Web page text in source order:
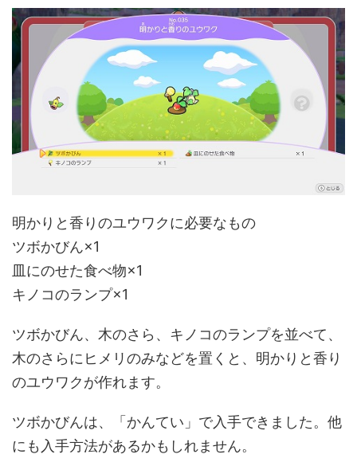
明かりと香りのユウワクに必要なもの
ツボかびん×1
皿にのせた食べ物×1
キノコのランプ×1
ツボかびん、木のさら、キノコのランプを並べて、
木のさらにヒメリのみなどを置くと、明かりと香り
のユウワクが作れます。
ツボかびんは、「かんてい」で入手できました。他
にも入手方法があるかもしれません。